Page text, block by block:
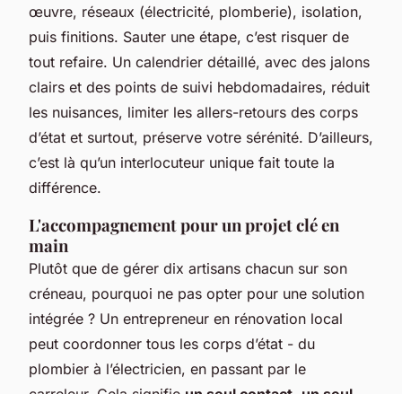
œuvre, réseaux (électricité, plomberie), isolation,
puis finitions. Sauter une étape, c’est risquer de
tout refaire. Un calendrier détaillé, avec des jalons
clairs et des points de suivi hebdomadaires, réduit
les nuisances, limiter les allers-retours des corps
d’état et surtout, préserve votre sérénité. D’ailleurs,
c’est là qu’un interlocuteur unique fait toute la
différence.
L'accompagnement pour un projet clé en
main
Plutôt que de gérer dix artisans chacun sur son
créneau, pourquoi ne pas opter pour une solution
intégrée ? Un entrepreneur en rénovation local
peut coordonner tous les corps d’état - du
plombier à l’électricien, en passant par le